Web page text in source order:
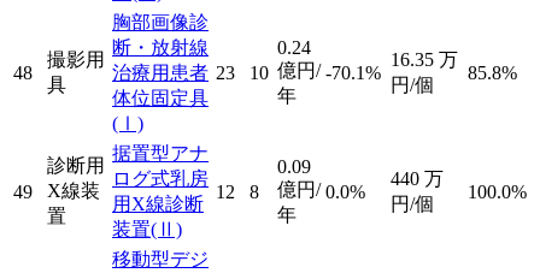
48
撮影用
具
胸部画像診
断・放射線
治療用患者
体位固定具
(Ⅰ)
23 10
0.24
億円/
年
-70.1%
16.35 万
円/個
85.8%
49
診断用
X線装
置
据置型アナ
ログ式乳房
用X線診断
装置(Ⅱ)
12 8
0.09
億円/
年
0.0%
440 万
円/個
100.0%
移動型デジ